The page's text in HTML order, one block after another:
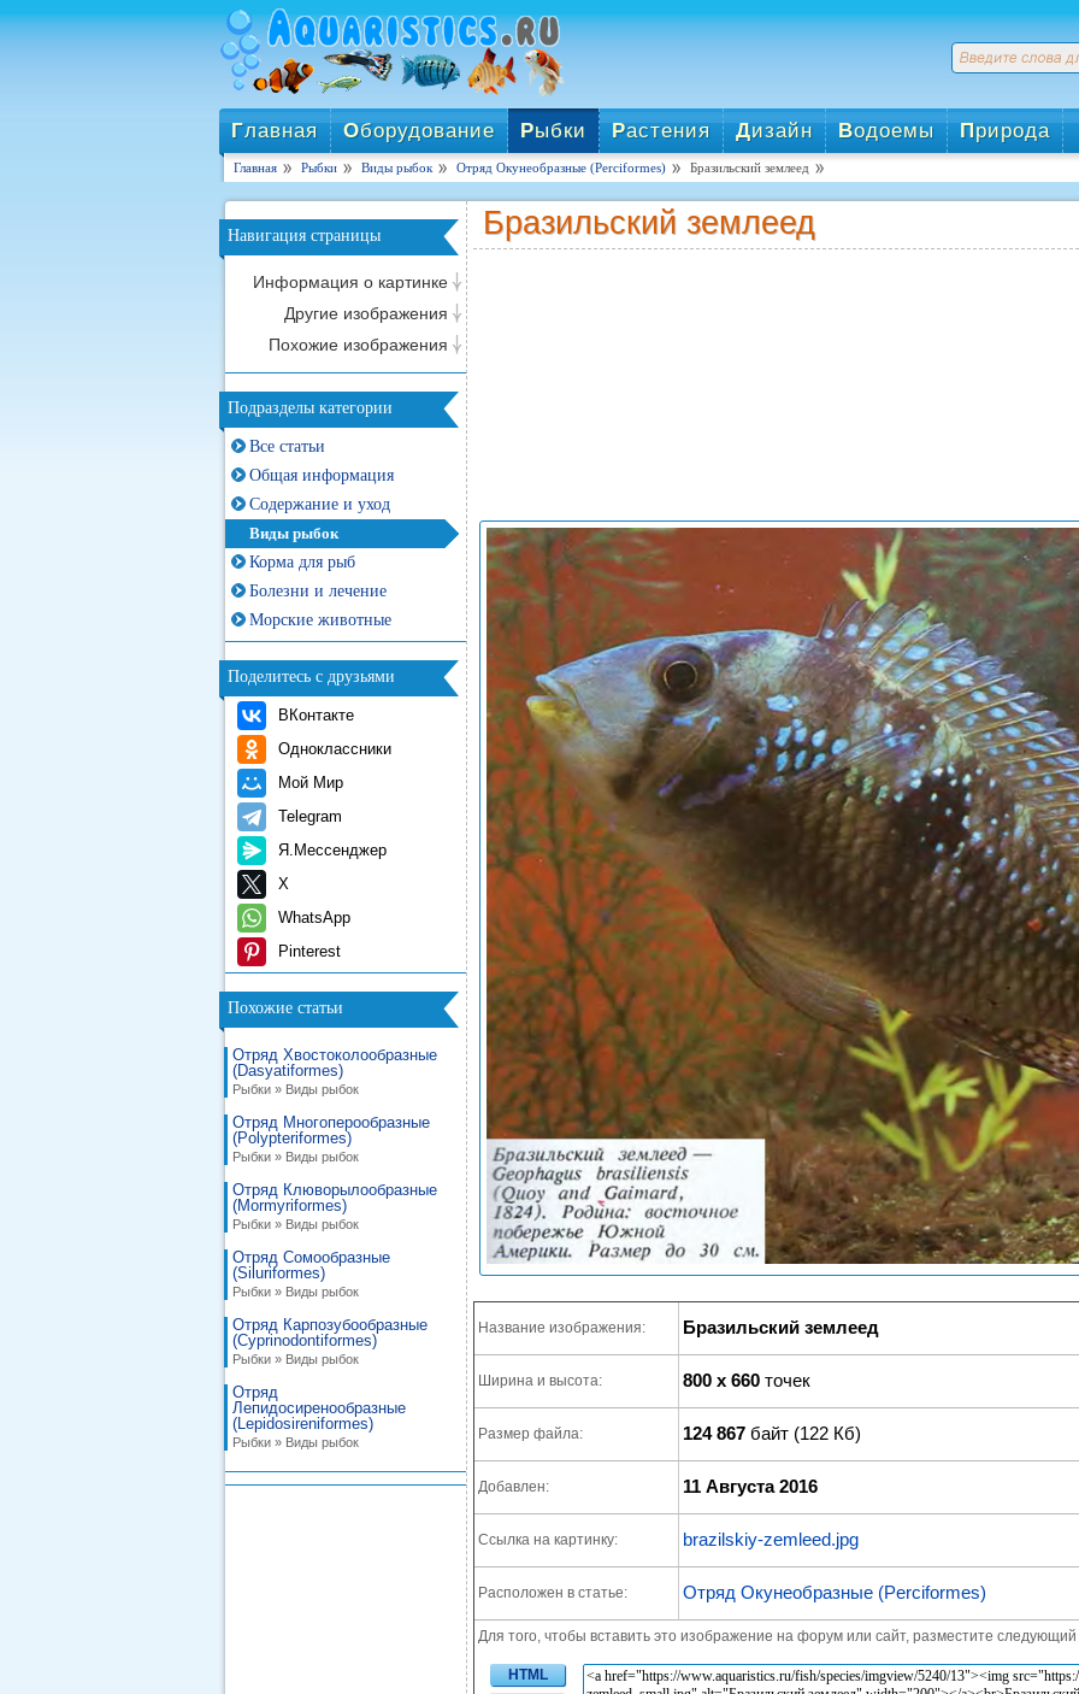
Главная Оборудование Рыбки Растения Дизайн Водоемы Природа
Главная Рыбки Виды рыбок Отряд Окунеобразные (Perciformes) Бразильский землеед
Навигация страницы
Информация о картинке
Другие изображения
Похожие изображения
Подразделы категории
Все статьи
Общая информация
Содержание и уход
Виды рыбок
Корма для рыб
Болезни и лечение
Морские животные
Поделитесь с друзьями
ВКонтакте
Одноклассники
Мой Мир
Telegram
Я.Мессенджер
X
WhatsApp
Pinterest
Похожие статьи
Отряд Хвостоколообразные
(Dasyatiformes)
Рыбки » Виды рыбок
Отряд Многоперообразные
(Polypteriformes)
Рыбки » Виды рыбок
Отряд Клюворылообразные
(Mormyriformes)
Рыбки » Виды рыбок
Отряд Сомообразные
(Siluriformes)
Рыбки » Виды рыбок
Отряд Карпозубообразные
(Cyprinodontiformes)
Рыбки » Виды рыбок
Отряд
Лепидосиренообразные
(Lepidosireniformes)
Рыбки » Виды рыбок
Бразильский землеед
Название изображения: Бразильский землеед
Ширина и высота: 800 x 660 точек
Размер файла: 124 867 байт (122 Кб)
Добавлен: 11 Августа 2016
Ссылка на картинку: brazilskiy-zemleed.jpg
Расположен в статье: Отряд Окунеобразные (Perciformes)
Для того, чтобы вставить это изображение на форум или сайт, разместите следующий
HTML